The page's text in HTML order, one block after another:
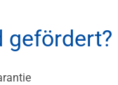
gefördert?